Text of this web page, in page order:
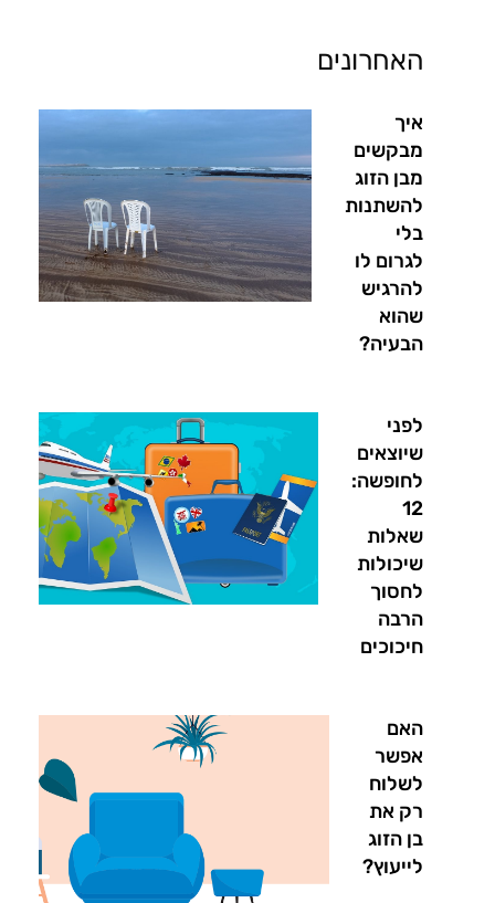
האחרונים
איך
מבקשים
מבן הזוג
להשתנות
בלי
לגרום לו
להרגיש
שהוא
הבעיה?
לפני
שיוצאים
לחופשה:
12
שאלות
שיכולות
לחסוך
הרבה
חיכוכים
האם
אפשר
לשלוח
רק את
בן הזוג
לייעוץ?